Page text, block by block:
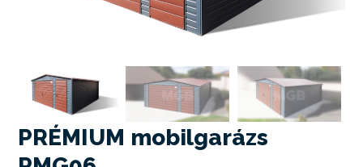
PRÉMIUM mobilgarázs